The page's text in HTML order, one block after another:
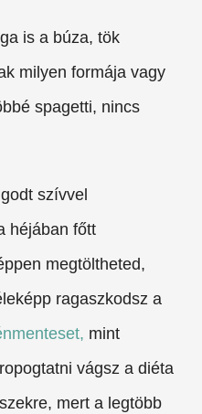
is a búza, tök
milyen formája vagy
spagetti, nincs
szívvel
héjában főtt
megtöltheted,
ragaszkodsz a
mint
vágsz a diéta
mert a legtöbb